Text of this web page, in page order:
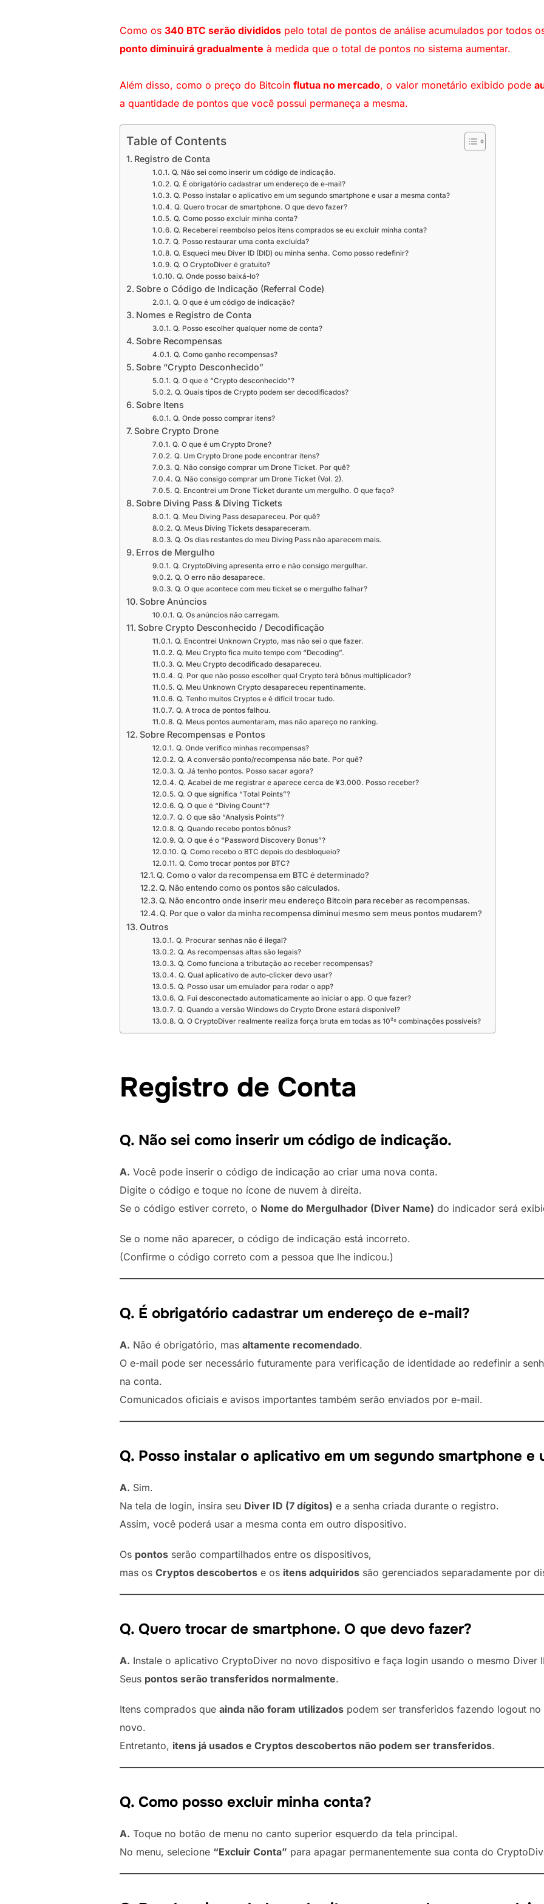
Como os 340 BTC serão divididos pelo total de pontos de análise acumulados por todos
ponto diminuirá gradualmente à medida que o total de pontos no sistema aumentar.
Além disso, como o preço do Bitcoin flutua no mercado, o valor monetário exibido pode
a quantidade de pontos que você possui permaneça a mesma.
Table of Contents
Registro de Conta
Q. Não sei como inserir um código de indicação.
Q. É obrigatório cadastrar um endereço de e-mail?
Q. Posso instalar o aplicativo em um segundo smartphone e usar a mesma conta?
Q. Quero trocar de smartphone. O que devo fazer?
Q. Como posso excluir minha conta?
Q. Receberei reembolso pelos itens comprados se eu excluir minha conta?
Q. Posso restaurar uma conta excluída?
Q. Esqueci meu Diver ID (DID) ou minha senha. Como posso redefinir?
Q. O CryptoDiver é gratuito?
Q. Onde posso baixá-lo?
Sobre o Código de Indicação (Referral Code)
Q. O que é um código de indicação?
Nomes e Registro de Conta
Q. Posso escolher qualquer nome de conta?
Sobre Recompensas
Q. Como ganho recompensas?
Sobre “Crypto Desconhecido”
Q. O que é “Crypto desconhecido”?
Q. Quais tipos de Crypto podem ser decodificados?
Sobre Itens
Q. Onde posso comprar itens?
Sobre Crypto Drone
Q. O que é um Crypto Drone?
Q. Um Crypto Drone pode encontrar itens?
Q. Não consigo comprar um Drone Ticket. Por quê?
Q. Não consigo comprar um Drone Ticket (Vol. 2).
Q. Encontrei um Drone Ticket durante um mergulho. O que faço?
Sobre Diving Pass & Diving Tickets
Q. Meu Diving Pass desapareceu. Por quê?
Q. Meus Diving Tickets desapareceram.
Q. Os dias restantes do meu Diving Pass não aparecem mais.
Erros de Mergulho
Q. CryptoDiving apresenta erro e não consigo mergulhar.
Q. O erro não desaparece.
Q. O que acontece com meu ticket se o mergulho falhar?
Sobre Anúncios
Q. Os anúncios não carregam.
Sobre Crypto Desconhecido / Decodificação
Q. Encontrei Unknown Crypto, mas não sei o que fazer.
Q. Meu Crypto fica muito tempo com “Decoding”.
Q. Meu Crypto decodificado desapareceu.
Q. Por que não posso escolher qual Crypto terá bônus multiplicador?
Q. Meu Unknown Crypto desapareceu repentinamente.
Q. Tenho muitos Cryptos e é difícil trocar tudo.
Q. A troca de pontos falhou.
Q. Meus pontos aumentaram, mas não apareço no ranking.
Sobre Recompensas e Pontos
Q. Onde verifico minhas recompensas?
Q. A conversão ponto/recompensa não bate. Por quê?
Q. Já tenho pontos. Posso sacar agora?
Q. Acabei de me registrar e aparece cerca de ¥3.000. Posso receber?
Q. O que significa “Total Points”?
Q. O que é “Diving Count”?
Q. O que são “Analysis Points”?
Q. Quando recebo pontos bônus?
Q. O que é o “Password Discovery Bonus”?
Q. Como recebo o BTC depois do desbloqueio?
Q. Como trocar pontos por BTC?
Q. Como o valor da recompensa em BTC é determinado?
Q. Não entendo como os pontos são calculados.
Q. Não encontro onde inserir meu endereço Bitcoin para receber as recompensas.
Q. Por que o valor da minha recompensa diminui mesmo sem meus pontos mudarem?
Outros
Q. Procurar senhas não é ilegal?
Q. As recompensas altas são legais?
Q. Como funciona a tributação ao receber recompensas?
Q. Qual aplicativo de auto-clicker devo usar?
Q. Posso usar um emulador para rodar o app?
Q. Fui desconectado automaticamente ao iniciar o app. O que fazer?
Q. Quando a versão Windows do Crypto Drone estará disponível?
Q. O CryptoDiver realmente realiza força bruta em todas as 10²⁸ combinações possíveis?
Registro de Conta
Q. Não sei como inserir um código de indicação.
A. Você pode inserir o código de indicação ao criar uma nova conta.
Digite o código e toque no ícone de nuvem à direita.
Se o código estiver correto, o Nome do Mergulhador (Diver Name) do indicador será
Se o nome não aparecer, o código de indicação está incorreto.
(Confirme o código correto com a pessoa que lhe indicou.)
Q. É obrigatório cadastrar um endereço de e-mail?
A. Não é obrigatório, mas altamente recomendado.
O e-mail pode ser necessário futuramente para verificação de identidade ao redefinir a
na conta.
Comunicados oficiais e avisos importantes também serão enviados por e-mail.
Q. Posso instalar o aplicativo em um segundo smartphone e
A. Sim.
Na tela de login, insira seu Diver ID (7 dígitos) e a senha criada durante o registro.
Assim, você poderá usar a mesma conta em outro dispositivo.
Os pontos serão compartilhados entre os dispositivos,
mas os Cryptos descobertos e os itens adquiridos são gerenciados separadamente por
Q. Quero trocar de smartphone. O que devo fazer?
A. Instale o aplicativo CryptoDiver no novo dispositivo e faça login usando o mesmo Diver
Seus pontos serão transferidos normalmente.
Itens comprados que ainda não foram utilizados podem ser transferidos fazendo logout
novo.
Entretanto, itens já usados e Cryptos descobertos não podem ser transferidos.
Q. Como posso excluir minha conta?
A. Toque no botão de menu no canto superior esquerdo da tela principal.
No menu, selecione “Excluir Conta” para apagar permanentemente sua conta do